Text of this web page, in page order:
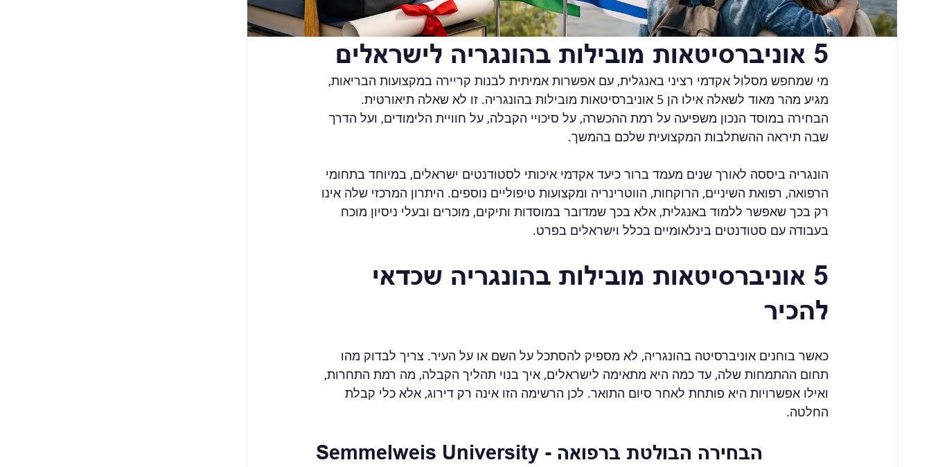
5 אוניברסיטאות מובילות בהונגריה לישראלים
מי שמחפש מסלול אקדמי רציני באנגלית, עם אפשרות אמיתית לבנות קריירה במקצועות הבריאות,
מגיע מהר מאוד לשאלה אילו הן 5 אוניברסיטאות מובילות בהונגריה. זו לא שאלה תיאורטית.
הבחירה במוסד הנכון משפיעה על רמת ההכשרה, על סיכויי הקבלה, על חוויית הלימודים, ועל הדרך
שבה תיראה ההשתלבות המקצועית שלכם בהמשך.
הונגריה ביססה לאורך שנים מעמד ברור כיעד אקדמי איכותי לסטודנטים ישראלים, במיוחד בתחומי
הרפואה, רפואת השיניים, הרוקחות, הווטרינריה ומקצועות טיפוליים נוספים. היתרון המרכזי שלה אינו
רק בכך שאפשר ללמוד באנגלית, אלא בכך שמדובר במוסדות ותיקים, מוכרים ובעלי ניסיון מוכח
בעבודה עם סטודנטים בינלאומיים בכלל וישראלים בפרט.
5 אוניברסיטאות מובילות בהונגריה שכדאי
להכיר
כאשר בוחנים אוניברסיטה בהונגריה, לא מספיק להסתכל על השם או על העיר. צריך לבדוק מהו
תחום ההתמחות שלה, עד כמה היא מתאימה לישראלים, איך בנוי תהליך הקבלה, מה רמת התחרות,
ואילו אפשרויות היא פותחת לאחר סיום התואר. לכן הרשימה הזו אינה רק דירוג, אלא כלי קבלת
החלטה.
Semmelweis University - הבחירה הבולטת ברפואה